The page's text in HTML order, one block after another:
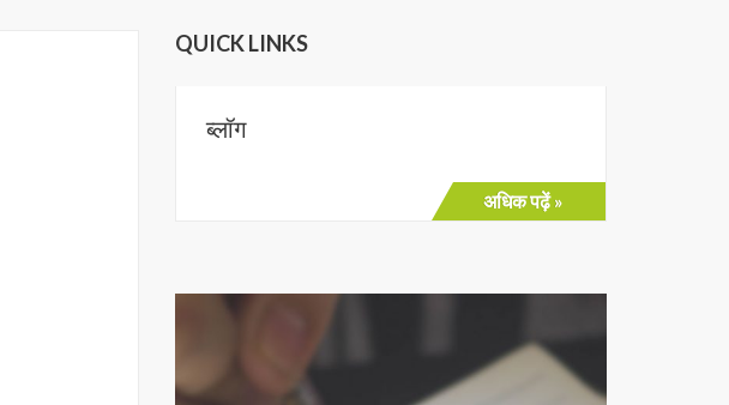
QUICK LINKS
ब्लॉग
अधिक पढ़ें »